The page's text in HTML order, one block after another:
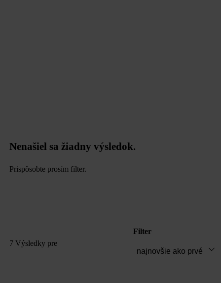
Nenašiel sa žiadny výsledok.
Prispôsobte prosím filter.
7 Výsledky pre
Filter